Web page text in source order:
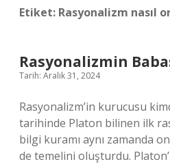
Etiket: Rasyonalizm nasıl
Rasyonalizmin
Tarih: Aralık 31, 2024
Rasyonalizm’in kurucusu
tarihinde Platon bilinen ilk
bilgi kuramı aynı zamanda
de temelini oluşturdu.